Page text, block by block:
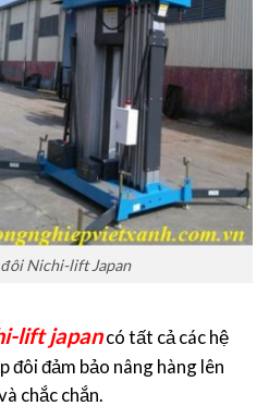
đôi Nichi-lift Japan
lift japancó tất cả các hệ
đảm bảo nâng hàng lên
chắc chắn.